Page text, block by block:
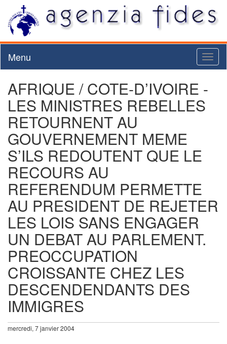
Menu
AFRIQUE / COTE-D’IVOIRE -
LES MINISTRES REBELLES
RETOURNENT AU
GOUVERNEMENT MEME
S’ILS REDOUTENT QUE LE
RECOURS AU
REFERENDUM PERMETTE
AU PRESIDENT DE REJETER
LES LOIS SANS ENGAGER
UN DEBAT AU PARLEMENT.
PREOCCUPATION
CROISSANTE CHEZ LES
DESCENDENDANTS DES
IMMIGRES
mercredi, 7 janvier 2004